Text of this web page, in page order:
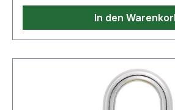
der Montage verdeckt, die
gegen Heraustreiben geschützt
In den